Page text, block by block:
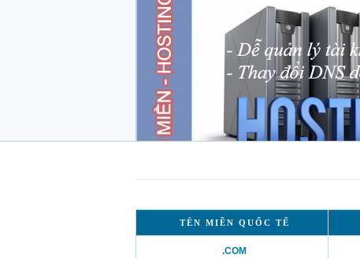
TÊN MIỀN QUỐC TẾ
.COM